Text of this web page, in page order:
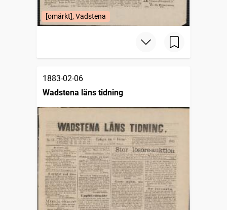
[omärkt], Vadstena
1883-02-06
Wadstena läns tidning